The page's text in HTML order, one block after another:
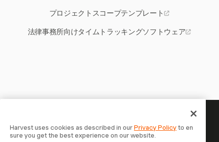
プロジェクトスコープテンプレート
法律事務所向けタイムトラッキングソフトウェア
あなたの時間には記録する価値
Harvest uses cookies as described in ourPrivacy Policyto en
sure you get the best experience on our website.